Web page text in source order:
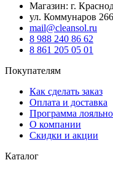
Магазин: г.
ул. Коммунаров
mail@cleansol.ru
8 988 240 86 62
8 861 205 05 01
Покупателям
Как сделать заказ
Оплата и доставка
Программа
О компании
Скидки и акции
Каталог